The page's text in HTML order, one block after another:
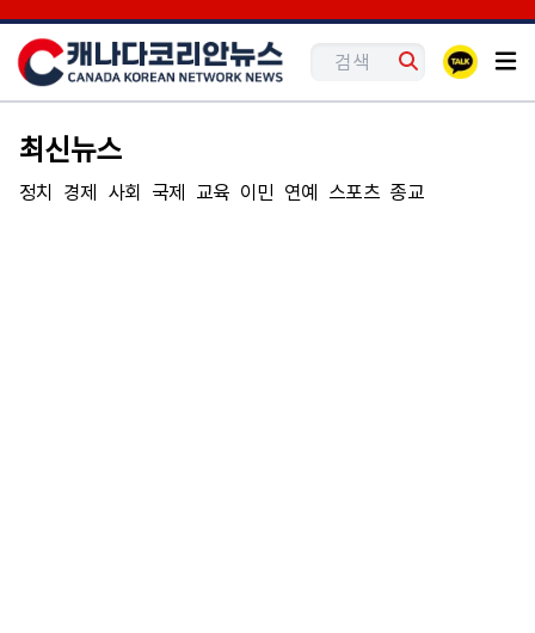
최신뉴스
정치 경제 사회 국제 교육 이민 연예 스포츠 종교